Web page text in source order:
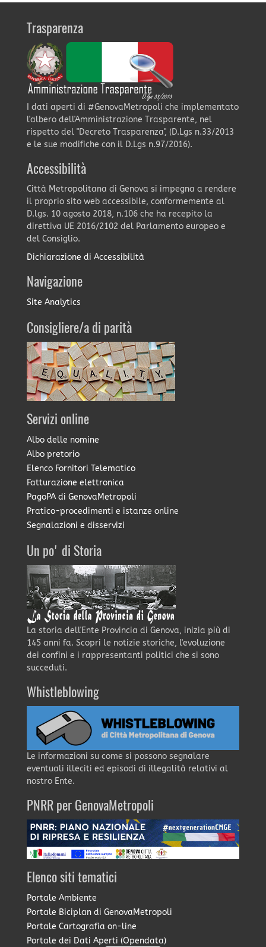
Trasparenza
I dati aperti di #GenovaMetropoli che implementato
l'albero dell'Amministrazione Trasparente, nel
rispetto del "Decreto Trasparenza", (D.Lgs n.33/2013
e le sue modifiche con il D.Lgs n.97/2016).
Accessibilità
Città Metropolitana di Genova si impegna a rendere
il proprio sito web accessibile, conformemente al
D.lgs. 10 agosto 2018, n.106 che ha recepito la
direttiva UE 2016/2102 del Parlamento europeo e
del Consiglio.
Dichiarazione di Accessibilità
Navigazione
Site Analytics
Consigliere/a di parità
Servizi online
Albo delle nomine
Albo pretorio
Elenco Fornitori Telematico
Fatturazione elettronica
PagoPA di GenovaMetropoli
Pratico-procedimenti e istanze online
Segnalazioni e disservizi
Un po' di Storia
La storia dell'Ente Provincia di Genova, inizia più di
145 anni fa. Scopri le notizie storiche, l'evoluzione
dei confini e i rappresentanti politici che si sono
succeduti.
Whistleblowing
Le informazioni su come si possono segnalare
eventuali illeciti ed episodi di illegalità relativi al
nostro Ente.
PNRR per GenovaMetropoli
Elenco siti tematici
Portale Ambiente
Portale Biciplan di GenovaMetropoli
Portale Cartografia on-line
Portale dei Dati Aperti (Opendata)